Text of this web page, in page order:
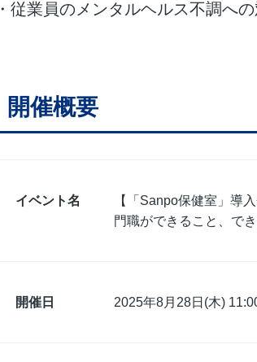
・従業員のメンタルヘルス不調へ
開催概要
イベント名
【「Sanpo保健室」導
門職ができること、で
開催日 2025年8月28日(木)